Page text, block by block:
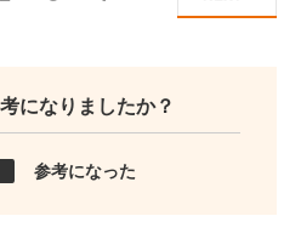
になりましたか？
参考になった